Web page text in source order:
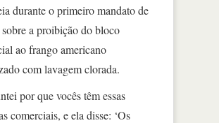
durante o primeiro mandato de
a proibição do bloco
ao frango americano
com lavagem clorada.
por que vocês têm essas
comerciais, e ela disse: ‘Os